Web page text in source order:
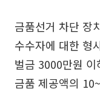
금품선거 차단 장
수수자에 대한 형
벌금 3000만원
금품 제공액의